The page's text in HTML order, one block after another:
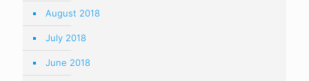
August 2018
July 2018
June 2018